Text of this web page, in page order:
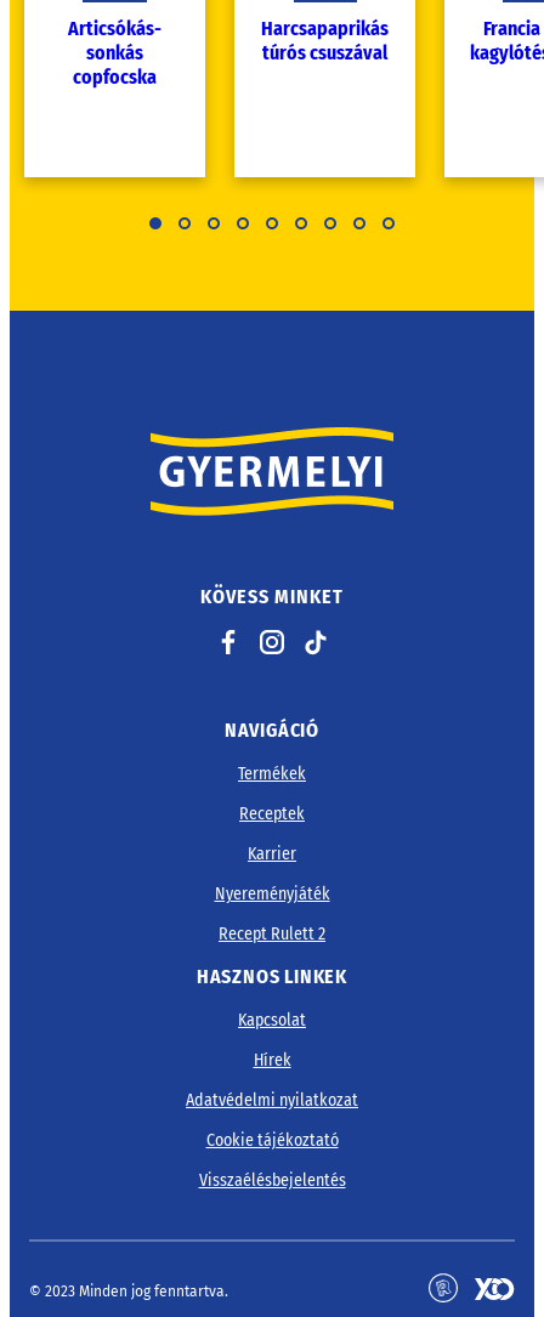
Articsókás-
sonkás
copfocska
Harcsapaprikás
túrós csuszával
KÖVESS MINKET
Facebook Instagram TikTok
NAVIGÁCIÓ
Termékek
Receptek
Karrier
Nyereményjáték
Recept Rulett 2
HASZNOS LINKEK
Kapcsolat
Hírek
Adatvédelmi nyilatkozat
Cookie tájékoztató
Visszaélésbejelentés
© 2023 Minden jog fenntartva.